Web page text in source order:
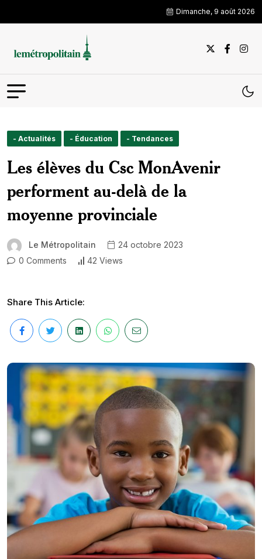
Dimanche, 9 août 2026
- Actualités - Éducation - Tendances
Les élèves du Csc MonAvenir
performent au-delà de la
moyenne provinciale
Le Métropolitain
24 octobre 2023
0 Comments
42 Views
Share This Article: